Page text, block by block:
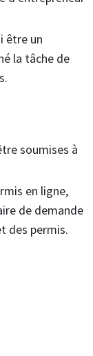
être un
la tâche de
soumises à
en ligne,
de demande
des permis.